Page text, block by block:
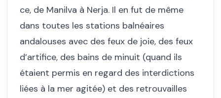
ce, de Manilva à Nerja. Il en fut de même
dans toutes les stations balnéaires
andalouses avec des feux de joie, des feux
d’artifice, des bains de minuit (quand ils
étaient permis en regard des interdictions
liées à la mer agitée) et des retrouvailles